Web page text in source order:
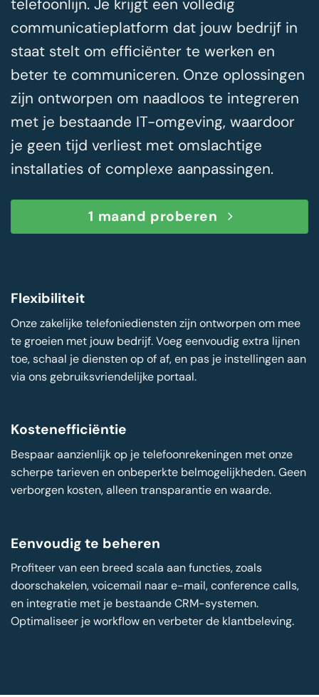
communicatieplatform dat jouw bedrijf in
staat stelt om efficiënter te werken en
beter te communiceren. Onze oplossingen
zijn ontworpen om naadloos te integreren
met je bestaande IT-omgeving, waardoor
je geen tijd verliest met omslachtige
installaties of complexe aanpassingen.
1 maand proberen
Flexibiliteit
Onze zakelijke telefoniediensten zijn ontworpen om mee
te groeien met jouw bedrijf. Voeg eenvoudig extra lijnen
toe, schaal je diensten op of af, en pas je instellingen aan
via ons gebruiksvriendelijke portaal.
Kostenefficiëntie
Bespaar aanzienlijk op je telefoonrekeningen met onze
scherpe tarieven en onbeperkte belmogelijkheden. Geen
verborgen kosten, alleen transparantie en waarde.
Eenvoudig te beheren
Profiteer van een breed scala aan functies, zoals
doorschakelen, voicemail naar e-mail, conference calls,
en integratie met je bestaande CRM-systemen.
Optimaliseer je workflow en verbeter de klantbeleving.